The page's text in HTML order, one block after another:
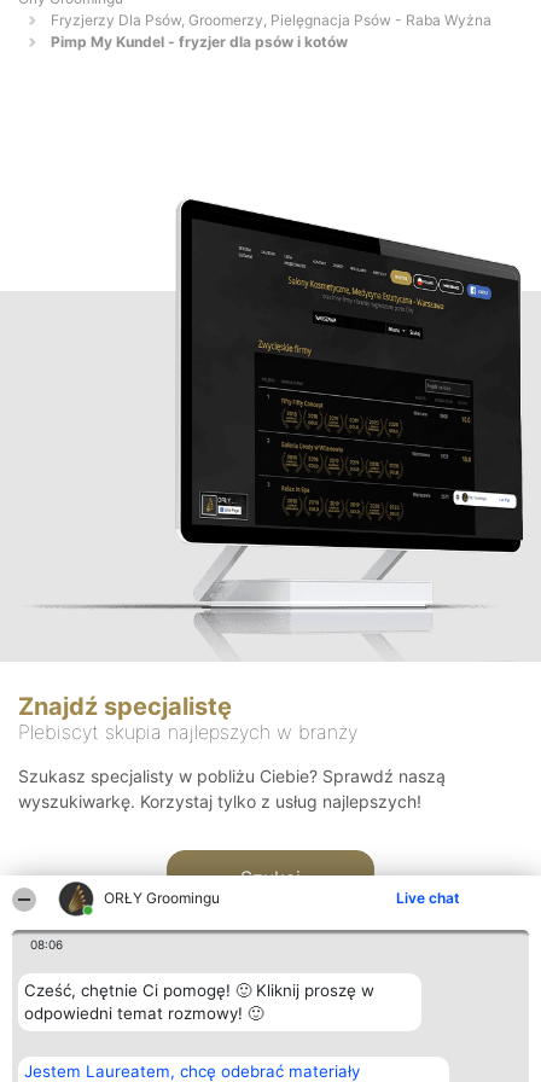
ORŁY Groomingu Live chat
08:06
Cześć, chętnie Ci pomogę! 🙂 Kliknij proszę w
odpowiedni temat rozmowy! 🙂
Jestem Laureatem, chcę odebrać materiały
Fryzjerzy Dla Psów, Groomerzy, Pielęgnacja Psów - Raba Wyżna
Pimp My Kundel - fryzjer dla psów i kotów
Znajdź specjalistę
Plebiscyt skupia najlepszych w branży
Szukasz specjalisty w pobliżu Ciebie? Sprawdź naszą
wyszukiwarkę. Korzystaj tylko z usług najlepszych!
Szukaj
Organizator plebiscytu
Bright Side Solutions sp. z o.
Plebiscyt
Laureaci
Kontakt
Kontakt